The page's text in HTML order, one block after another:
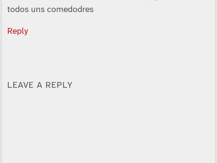
todos uns comedodres
Reply
LEAVE A REPLY